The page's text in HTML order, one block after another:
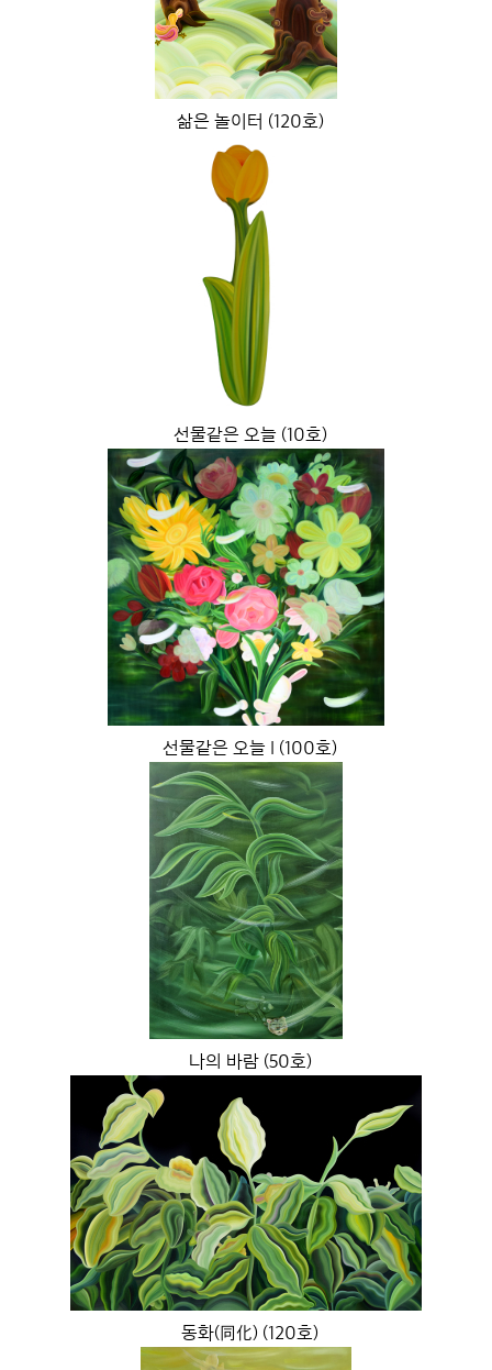
삶은 놀이터 (120호)
선물같은 오늘 (10호)
선물같은 오늘 I (100호)
나의 바람 (50호)
동화(同化) (120호)